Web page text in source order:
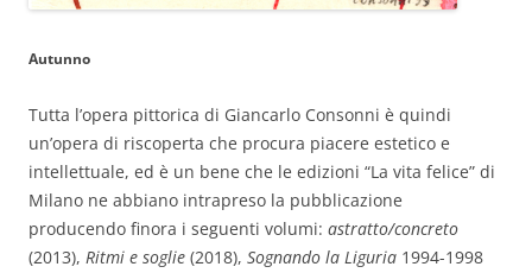
Autunno
Tutta l’opera pittorica di Giancarlo Consonni è quindi
un’opera di riscoperta che procura piacere estetico e
intellettuale, ed è un bene che le edizioni “La vita felice” di
Milano ne abbiano intrapreso la pubblicazione
producendo finora i seguenti volumi: astratto/concreto
(2013), Ritmi e soglie (2018), Sognando la Liguria 1994-1998